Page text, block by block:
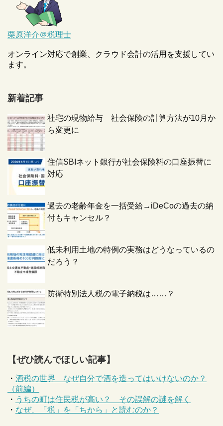
栗原洋介＠税理士
オンライン対応で創業、クラウド会計の活用を支援してい
ます。
新着記事
社宅の現物給与 社会保険の計算方法が10月か
ら変更に
住信SBIネット銀行が社会保険料の口座振替に
対応
過去の老齢年金を一括受給→iDeCoの過去の納
付もキャンセル？
低未利用土地の特例の実務はどうなっているの
だろう？
防衛特別法人税の電子納税は……？
【ぜひ読んでほしい記事】
・ 酒税の世界 なぜ自分で酒を造ってはいけないのか？
（前編）
・ うちの町は住民税が高い？ その誤解の謎を解く
・ なぜ、「税」を「ちから」と読むのか？